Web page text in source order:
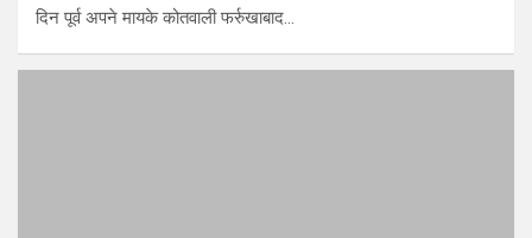
दिन पूर्व अपने मायके कोतवाली फर्रुखाबाद…